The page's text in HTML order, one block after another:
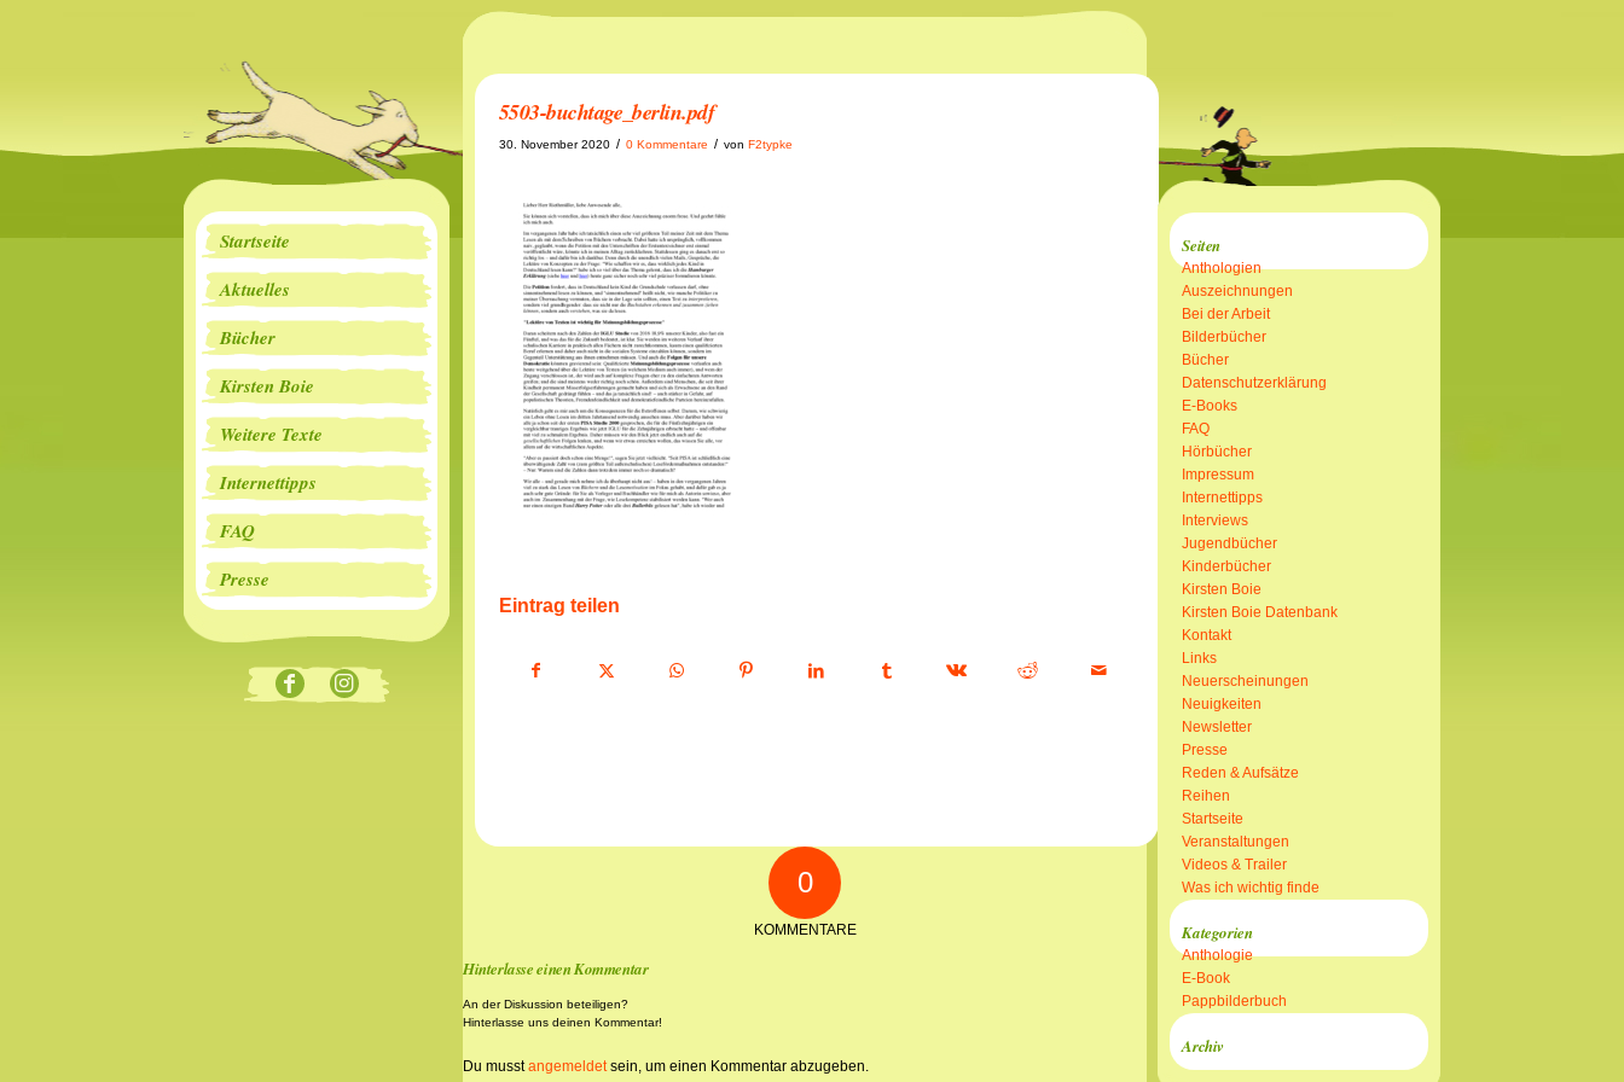
Startseite
Aktuelles
Bücher
Kirsten Boie
Weitere Texte
Internettipps
FAQ
Presse
5503-buchtage_berlin.pdf
30. November 2020 / 0 Kommentare / von F2typke
Eintrag teilen
0
KOMMENTARE
Hinterlasse einen Kommentar
An der Diskussion beteiligen?
Hinterlasse uns deinen Kommentar!
Du musstangemeldetsein, um einen Kommentar abzugeben.
Seiten
Anthologien
Auszeichnungen
Bei der Arbeit
Bilderbücher
Bücher
Datenschutzerklärung
E-Books
FAQ
Hörbücher
Impressum
Internettipps
Interviews
Jugendbücher
Kinderbücher
Kirsten Boie
Kirsten Boie Datenbank
Kontakt
Links
Neuerscheinungen
Neuigkeiten
Newsletter
Presse
Reden & Aufsätze
Reihen
Startseite
Veranstaltungen
Videos & Trailer
Was ich wichtig finde
Kategorien
Anthologie
E-Book
Pappbilderbuch
Archiv